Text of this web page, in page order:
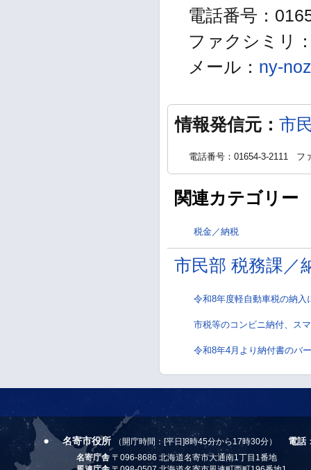
電話番号：
ファクシミリ
メール： ny-
情報発信元： 市
電話番号：01654-3-2111 フ
関連カテゴリー
税金／納税
市民部 税務課／
令和8年度軽自動車税の納入
市税等のコンビニ納付、ス
令和8年4月より納付書のバ
名寄市役所 （開庁時間：[平日]8時45分から17時30分） 電話
名寄庁舎 〒096-8686 北海道名寄市大通南1丁目1番地